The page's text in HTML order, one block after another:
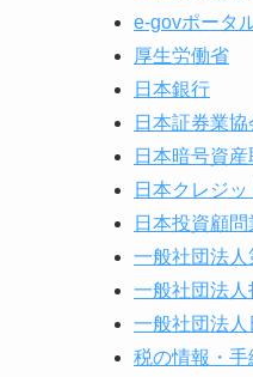
e-govポータ
厚生労働省
日本銀行
日本証券業協
日本暗号資
日本クレジ
日本投資顧問
一般社団法
一般社団法
一般社団法
税の情報・